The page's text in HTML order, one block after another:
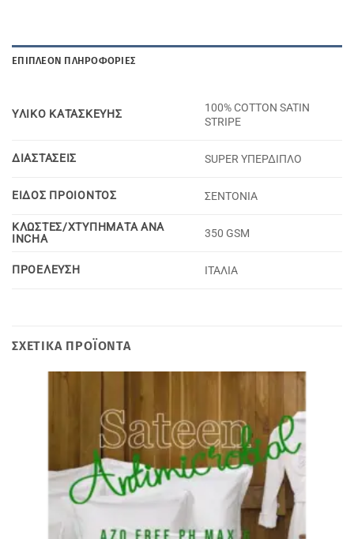
ΕΠΙΠΛΈΟΝ ΠΛΗΡΟΦΟΡΊΕΣ
YΛΙΚΟ KΑΤΑΣΚΕΥΗΣ
100% COTTON SATIN
STRIPE
ΔΙΑΣΤΑΣΕΙΣ SUPER ΥΠΕΡΔΙΠΛΟ
ΕΙΔΟΣ ΠΡΟΙΟΝΤΟΣ ΣΕΝΤΟΝΙΑ
ΚΛΩΣΤΕΣ/ΧΤΥΠΗΜΑΤΑ ΑΝΑ
INCHA
350 GSM
ΠΡΟΕΛΕΥΣΗ ΙΤΑΛΙΑ
ΣΧΕΤΙΚΆ ΠΡΟΪΌΝΤΑ